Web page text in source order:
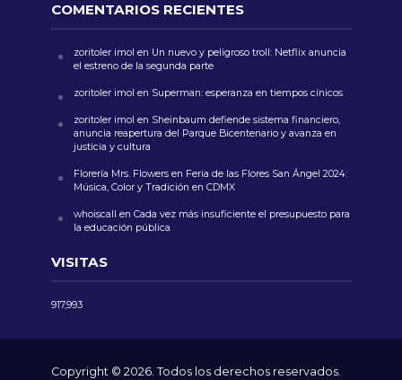
COMENTARIOS RECIENTES
zoritoler imol en Un nuevo y peligroso troll: Netflix anuncia
el estreno de la segunda parte
zoritoler imol en Superman: esperanza en tiempos cínicos
zoritoler imol en Sheinbaum defiende sistema financiero,
anuncia reapertura del Parque Bicentenario y avanza en
justicia y cultura
Florería Mrs. Flowersen Feria de las Flores San Ángel 2024:
Música, Color y Tradición en CDMX
whoiscall en Cada vez más insuficiente el presupuesto para
la educación pública
VISITAS
917,993
Copyright © 2026. Todos los derechos reservados.